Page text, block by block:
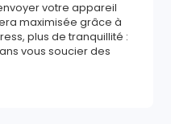
votre appareil
maximisée grâce à
plus de tranquillité :
vous soucier des